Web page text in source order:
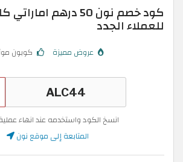
للعملاء الجدد
عروض مميزة كوبون
انسخ الكود واستخدمه عند انهاء
المتابعة إلى موقع نون